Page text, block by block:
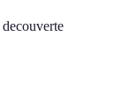
decouverte